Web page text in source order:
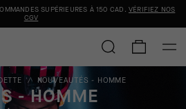
SUPÉRIEURES À 150 CAD . VÉRIFIEZ NOS
CGV
/ NOUVEAUTÉS - HOMME
- HOMME